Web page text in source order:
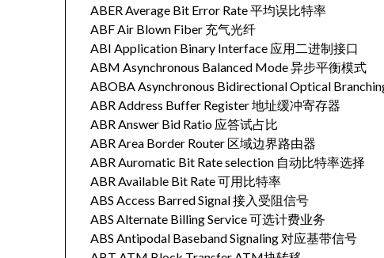
ABER Average Bit Error Rate 平均误比特率
ABF Air Blown Fiber 充气光纤
ABI Application Binary Interface 应用二进制接口
ABM Asynchronous Balanced Mode 异步平衡模式
ABOBA Asynchronous Bidirectional Optical
ABR Address Buffer Register 地址缓冲寄存器
ABR Answer Bid Ratio 应答试占比
ABR Area Border Router 区域边界路由器
ABR Auromatic Bit Rate selection 自动比特率选择
ABR Available Bit Rate 可用比特率
ABS Access Barred Signal 接入受阻信号
ABS Alternate Billing Service 可选计费业务
ABS Antipodal Baseband Signaling 对应基带信号